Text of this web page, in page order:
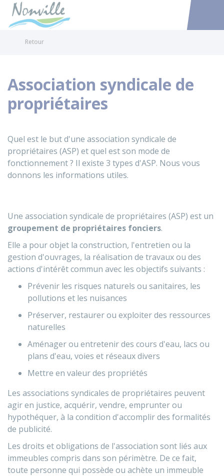
Accéder
Retour
Association syndicale de
propriétaires
Quel est le but d'une association syndicale de
propriétaires (ASP) et quel est son mode de
fonctionnement ? Il existe 3 types d'ASP. Nous vous
donnons les informations utiles.
Une association syndicale de propriétaires (ASP) est un
groupement de propriétaires fonciers.
Elle a pour objet la construction, l'entretien ou la
gestion d'ouvrages, la réalisation de travaux ou des
actions d'intérêt commun avec les objectifs suivants :
Prévenir les risques naturels ou sanitaires, les
pollutions et les nuisances
Préserver, restaurer ou exploiter des ressources
naturelles
Aménager ou entretenir des cours d'eau, lacs ou
plans d'eau, voies et réseaux divers
Mettre en valeur des propriétés
Les associations syndicales de propriétaires peuvent
agir en justice, acquérir, vendre, emprunter ou
hypothéquer, à la condition d'accomplir des formalités
de publicité.
Les droits et obligations de l'association sont liés aux
immeubles compris dans son périmètre. De ce fait,
toute personne qui possède ou achète un immeuble